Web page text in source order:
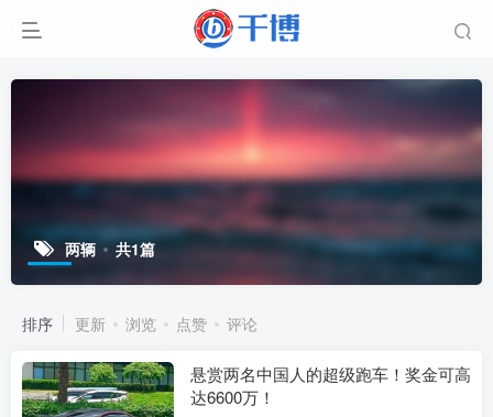
两辆 共1篇
排序 更新 浏览 点赞 评论
悬赏两名中国人的超级跑车！奖金可高
达6600万！